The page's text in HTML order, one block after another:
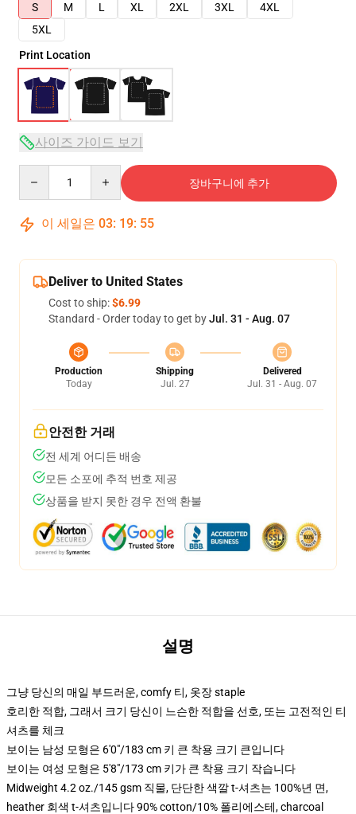
S
M L XL 2XL 3XL
4XL
5XL
Print Location
사이즈 가이드 보기
장바구니에 추가
이 세일은 03: 19: 54
Deliver to United States
Cost to ship:$6.99
Standard - Order today to get byJul. 31 - Aug. 07
Production
Today
Shipping
Jul. 27
Delivered
Jul. 31 - Aug. 07
안전한 거래
전 세계 어디든 배송
모든 소포에 추적 번호 제공
상품을 받지 못한 경우 전액 환불
설명
그냥 당신의 매일 부드러운, comfy 티, 옷장 staple
호리한 적합, 그래서 크기 당신이 느슨한 적합을 선호, 또는 고전적인 티
셔츠를 체크
보이는 남성 모형은 6'0"/183 cm 키 큰 착용 크기 큰입니다
보이는 여성 모형은 5'8"/173 cm 키가 큰 착용 크기 작습니다
Midweight 4.2 oz./145 gsm 직물, 단단한 색깔 t-셔츠는 100%년 면,
heather 회색 t-셔츠입니다 90% cotton/10% 폴리에스테, charcoal